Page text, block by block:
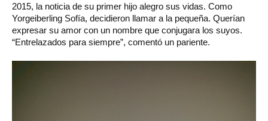
2015, la noticia de su primer hijo alegro sus vidas. Como
Yorgeiberling Sofía, decidieron llamar a la pequeña. Querían
expresar su amor con un nombre que conjugara los suyos.
“Entrelazados para siempre”, comentó un pariente.